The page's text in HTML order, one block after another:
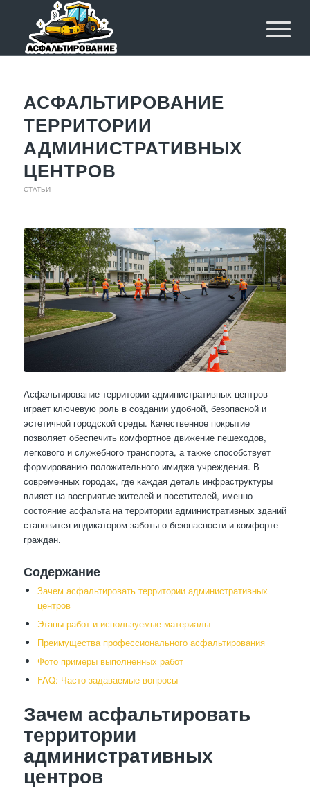
АСФАЛЬТИРОВАНИЕ
ТЕРРИТОРИИ
АДМИНИСТРАТИВНЫХ
ЦЕНТРОВ
СТАТЬИ
Асфальтирование территории административных центров
играет ключевую роль в создании удобной, безопасной и
эстетичной городской среды. Качественное покрытие
позволяет обеспечить комфортное движение пешеходов,
легкового и служебного транспорта, а также способствует
формированию положительного имиджа учреждения. В
современных городах, где каждая деталь инфраструктуры
влияет на восприятие жителей и посетителей, именно
состояние асфальта на территории административных зданий
становится индикатором заботы о безопасности и комфорте
граждан.
Содержание
Зачем асфальтировать территории административных
центров
Этапы работ и используемые материалы
Преимущества профессионального асфальтирования
Фото примеры выполненных работ
FAQ: Часто задаваемые вопросы
Зачем асфальтировать
территории
административных
центров